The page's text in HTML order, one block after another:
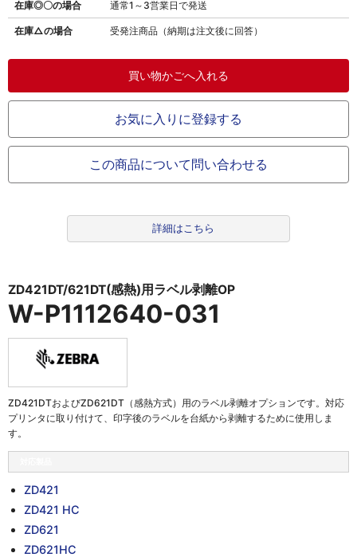
在庫◎〇の場合 通常1～3営業日で発送
在庫△の場合 受発注商品（納期は注文後に回答）
お気に入りに登録する
この商品について問い合わせる
詳細はこちら
ZD421DT/621DT(感熱)用ラベル剥離OP
W-P1112640-031
ZD421DTおよびZD621DT（感熱方式）用のラベル剥離オプションです。対応
プリンタに取り付けて、印字後のラベルを台紙から剥離するために使用しま
す。
ZD421
ZD421 HC
ZD621
ZD621HC